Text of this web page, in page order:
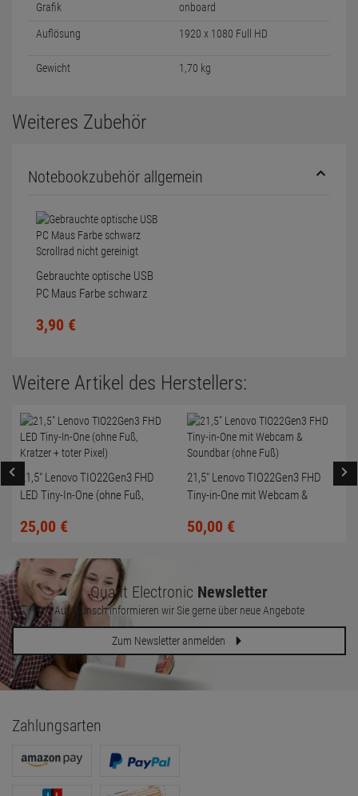
Grafik onboard
Auflösung 1920 x 1080 Full HD
Gewicht 1,70 kg
Weiteres Zubehör
Notebookzubehör allgemein
Gebrauchte optische USB
PC Maus Farbe schwarz
3,90 €
Weitere Artikel des Herstellers:
21,5" Lenovo TIO22Gen3 FHD
LED Tiny-In-One (ohne Fuß,
25,00 €
21,5" Lenovo TIO22Gen3 FHD
Tiny-in-One mit Webcam &
50,00 €
Quant Electronic Newsletter
Auf Wunsch informieren wir Sie gerne über neue Angebote
Zum Newsletter anmelden
Zahlungsarten